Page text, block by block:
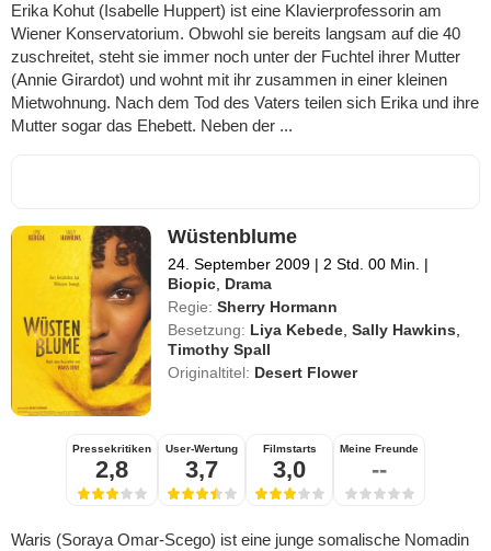
Erika Kohut (Isabelle Huppert) ist eine Klavierprofessorin am
Wiener Konservatorium. Obwohl sie bereits langsam auf die 40
zuschreitet, steht sie immer noch unter der Fuchtel ihrer Mutter
(Annie Girardot) und wohnt mit ihr zusammen in einer kleinen
Mietwohnung. Nach dem Tod des Vaters teilen sich Erika und ihre
Mutter sogar das Ehebett. Neben der ...
Wüstenblume
24. September 2009 | 2 Std. 00 Min. |
Biopic, Drama
Regie: Sherry Hormann
Besetzung: Liya Kebede,Sally Hawkins,
Timothy Spall
Originaltitel: Desert Flower
Pressekritiken
2,8
User-Wertung
3,7
Filmstarts
3,0
Meine Freunde
--
Waris (Soraya Omar-Scego) ist eine junge somalische Nomadin